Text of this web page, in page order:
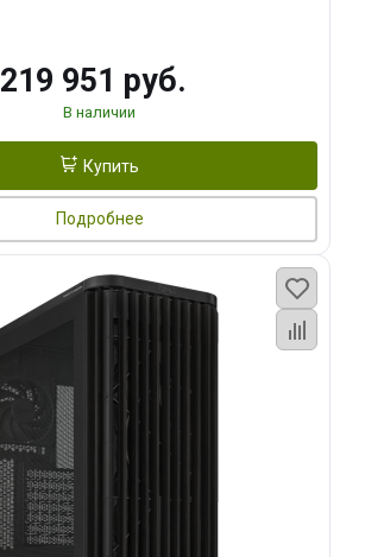
219 951 руб.
В наличии
Купить
Подробнее